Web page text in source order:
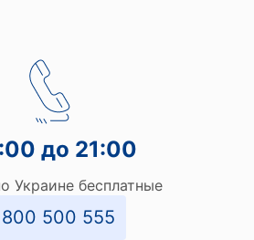
до 21:00
Украине бесплатные
500 555